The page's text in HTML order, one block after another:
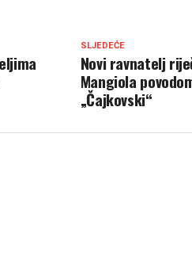
SLJEDEĆE
Novi ravnatelj
Mangiola
„Čajkovski“